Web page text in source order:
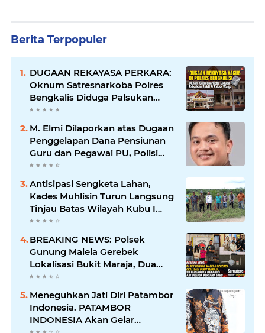
Berita Terpopuler
DUGAAN REKAYASA PERKARA:
Oknum Satresnarkoba Polres
Bengkalis Diduga Palsukan
Barang Bukti Hingga Paksa
Warga Hadir di TKP
M. Elmi Dilaporkan atas Dugaan
Penggelapan Dana Pensiunan
Guru dan Pegawai PU, Polisi
Pastikan Proses Hukum
Berjalan
Antisipasi Sengketa Lahan,
Kades Muhlisin Turun Langsung
Tinjau Batas Wilayah Kubu I
yang Diduga Diserobot PT Jatim
BREAKING NEWS: Polsek
Gunung Malela Gerebek
Lokalisasi Bukit Maraja, Dua
Perempuan Menangis Saat
Diciduk Bersama Sabu
Meneguhkan Jati Diri Patambor
Indonesia. PATAMBOR
INDONESIA Akan Gelar